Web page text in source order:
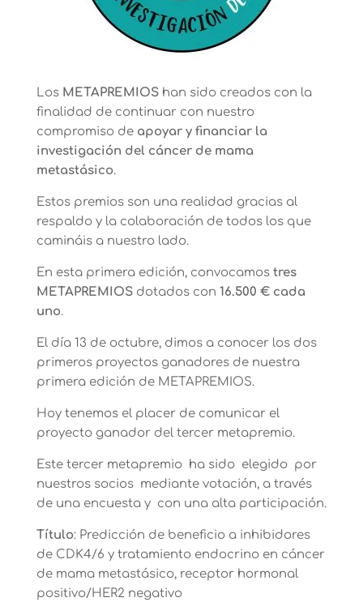
Los METAPREMIOShan sido creados con la
finalidad de continuar con nuestro
compromiso de apoyar y financiar la
investigación del cáncer de mama
metastásico.
Estos premios son una realidad gracias al
respaldo y la colaboración de todos los que
camináis a nuestro lado.
En esta primera edición, convocamos tres
METAPREMIOSdotados con 16.500 € cada
uno.
El día 13 de octubre, dimos a conocer los dos
primeros proyectos ganadores de nuestra
primera edición de METAPREMIOS.
Hoy tenemos el placer de comunicar el
proyecto ganador del tercer metapremio.
Este tercer metapremio ha sido elegido por
nuestros socios mediante votación, a través
de una encuesta y con una alta participación.
Título: Predicción de beneficio a inhibidores
de CDK4/6 y tratamiento endocrino en cáncer
de mama metastásico, receptor hormonal
positivo/HER2 negativo